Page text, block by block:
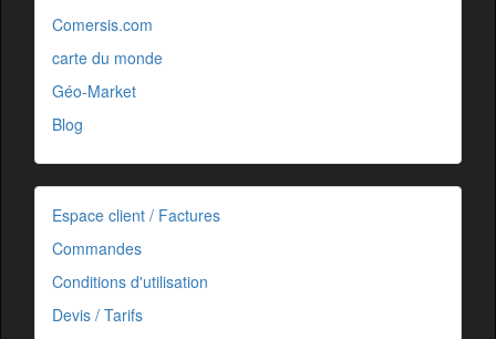
Comersis.com
carte du monde
Géo-Market
Blog
Espace client / Factures
Commandes
Conditions d'utilisation
Devis / Tarifs